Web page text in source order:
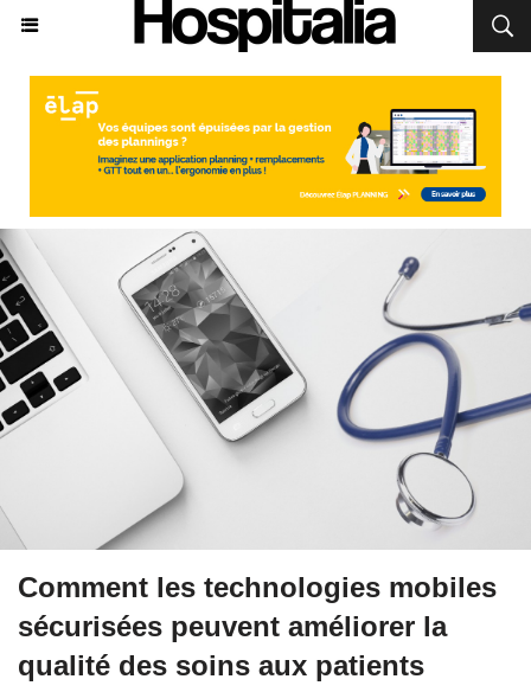
Comment les technologies mobiles
sécurisées peuvent améliorer la
qualité des soins aux patients